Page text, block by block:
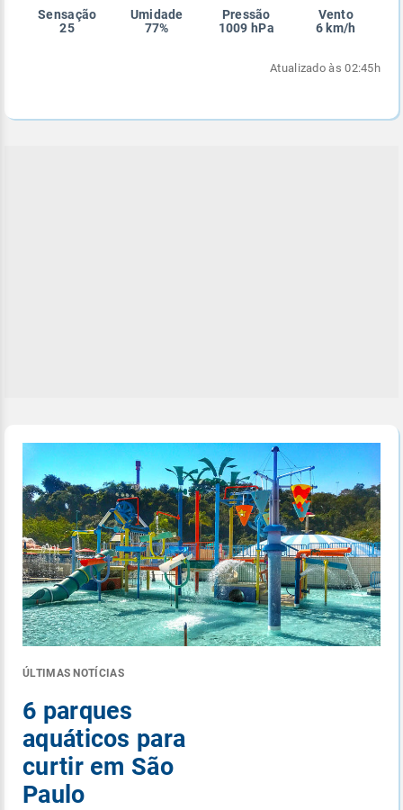
Sensação
25
Umidade
77%
Pressão
1009 hPa
Vento
6 km/h
Atualizado às 02:45h
ÚLTIMAS NOTÍCIAS
6 parques
aquáticos para
curtir em São
Paulo
Enviar
Enviar
Enviar
Enviar
Enviar